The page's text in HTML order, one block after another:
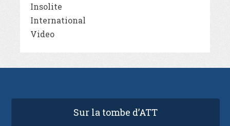
Insolite
International
Video
Sur la tombe d’ATT